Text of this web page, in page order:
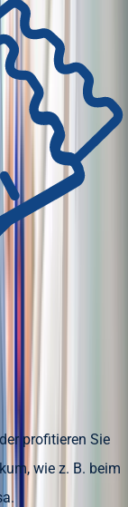
profitieren Sie
wie z. B. beim